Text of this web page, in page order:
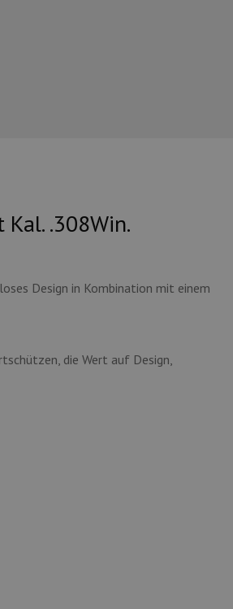
.308Win.
Design in Kombination mit einem
die Wert auf Design,